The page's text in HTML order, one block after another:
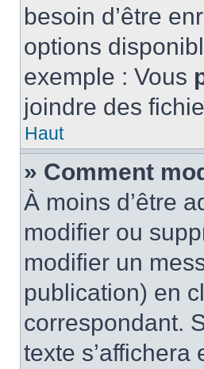
besoin d’être
options
exemple : Vous
joindre des
Haut
» Comment
À moins d’être
modifier ou
modifier un
publication) en
correspondant.
texte